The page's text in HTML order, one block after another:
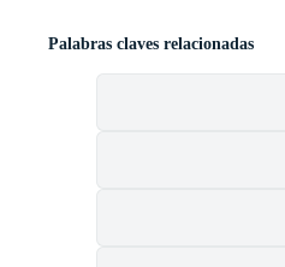
Palabras claves relacionadas